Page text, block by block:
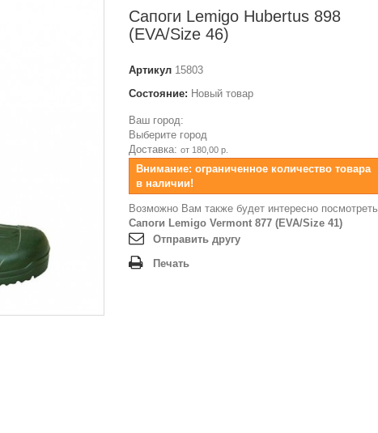
Сапоги Lemigo Hubertus 898
(EVA/Size 46)
Артикул 15803
Состояние: Новый товар
Ваш город:
Выберите город
Доставка: от 180,00 р.
Внимание: ограниченное количество товара
в наличии!
Возможно Вам также будет интересно посмотреть
Сапоги Lemigo Vermont 877 (EVA/Size 41)
Отправить другу
Печать